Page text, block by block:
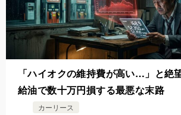
「ハイオクの維持費が高い…」と絶
給油で数十万円損する最悪な末路
カーリース